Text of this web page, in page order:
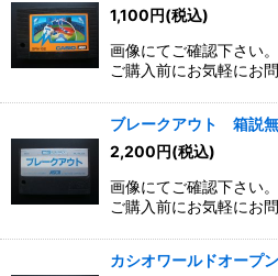
1,100円(税込)
画像にてご確認下さい
ご購入前にお気軽にお
ブレークアウト 箱説
2,200円(税込)
画像にてご確認下さい
ご購入前にお気軽にお
カシオワールドオー